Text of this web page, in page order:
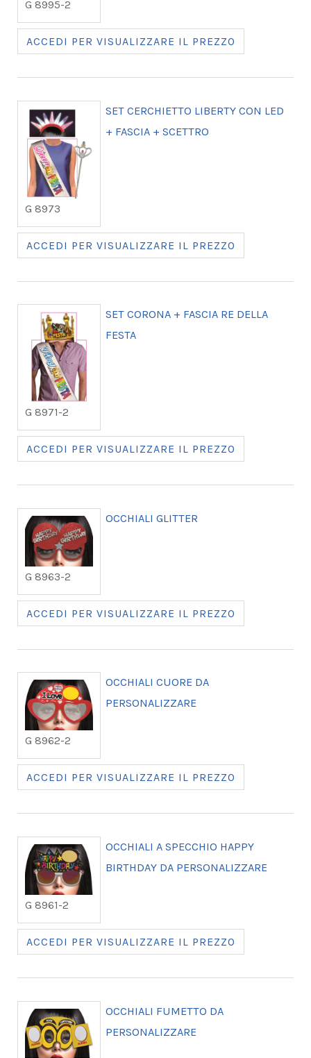
G 8995-2
ACCEDI PER VISUALIZZARE IL PREZZO
G 8973
SET CERCHIETTO LIBERTY CON LED
+ FASCIA + SCETTRO
ACCEDI PER VISUALIZZARE IL PREZZO
G 8971-2
SET CORONA + FASCIA RE DELLA
FESTA
ACCEDI PER VISUALIZZARE IL PREZZO
G 8963-2
OCCHIALI GLITTER
ACCEDI PER VISUALIZZARE IL PREZZO
G 8962-2
OCCHIALI CUORE DA
PERSONALIZZARE
ACCEDI PER VISUALIZZARE IL PREZZO
G 8961-2
OCCHIALI A SPECCHIO HAPPY
BIRTHDAY DA PERSONALIZZARE
ACCEDI PER VISUALIZZARE IL PREZZO
OCCHIALI FUMETTO DA
PERSONALIZZARE